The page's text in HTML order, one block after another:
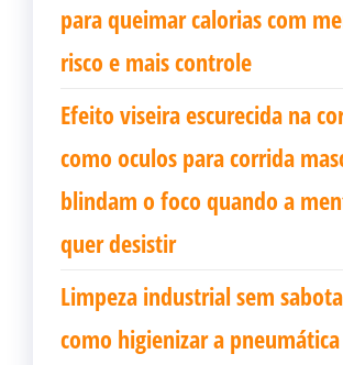
para queimar calorias com
risco e mais controle
Efeito viseira escurecida na
como oculos para corrida
blindam o foco quando a
quer desistir
Limpeza industrial sem
como higienizar a